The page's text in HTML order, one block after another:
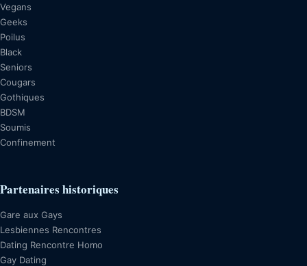
Vegans
Geeks
Poilus
Black
Seniors
Cougars
Gothiques
BDSM
Soumis
Confinement
Partenaires historiques
Gare aux Gays
Lesbiennes Rencontres
Dating Rencontre Homo
Gay Dating